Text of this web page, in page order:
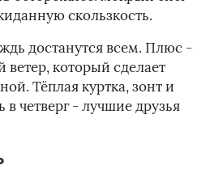
скользкость.
достанутся всем. Плюс -
который сделает
Тёплая куртка, зонт и
четверг - лучшие друзья